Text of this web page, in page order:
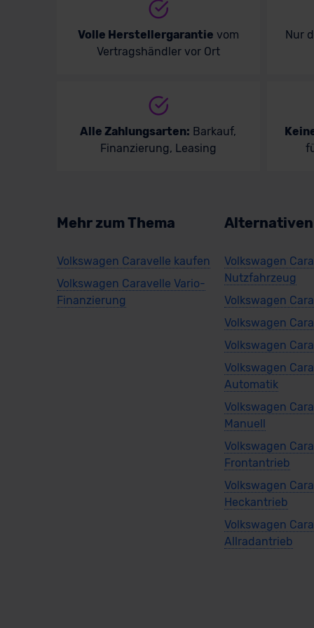
Volle Herstellergarantie vom
Vertragshändler vor Ort
Nur
Alle Zahlungsarten: Barkauf,
Finanzierung, Leasing
Mehr zum Thema
Volkswagen Caravelle kaufen
Volkswagen Caravelle Vario-
Finanzierung
Alternativen
Volkswagen
Nutzfahrzeug
Volkswagen
Volkswagen
Volkswagen
Volkswagen
Automatik
Volkswagen
Manuell
Volkswagen
Frontantrieb
Volkswagen
Heckantrieb
Volkswagen
Allradantrieb